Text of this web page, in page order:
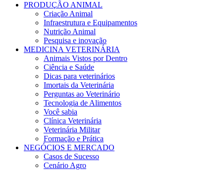
PRODUÇÃO ANIMAL
Criação Animal
Infraestrutura e Equipamentos
Nutrição Animal
Pesquisa e inovação
MEDICINA VETERINÁRIA
Animais Vistos por Dentro
Ciência e Saúde
Dicas para veterinários
Imortais da Veterinária
Perguntas ao Veterinário
Tecnologia de Alimentos
Você sabia
Clínica Veterinária
Veterinária Militar
Formação e Prática
NEGÓCIOS E MERCADO
Casos de Sucesso
Cenário Agro